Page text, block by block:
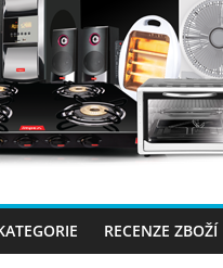
RECENZE ZBOŽÍ